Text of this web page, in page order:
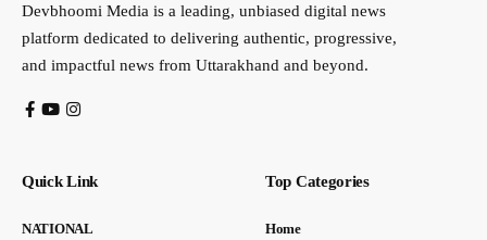
Devbhoomi Media is a leading, unbiased digital news
platform dedicated to delivering authentic, progressive,
and impactful news from Uttarakhand and beyond.
Quick Link
NATIONAL
Top Categories
Home